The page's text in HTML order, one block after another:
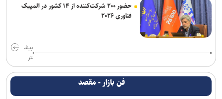
حضور ۲۰۰ شرکت‌کننده از ۱۴ کشور در المپیک
فناوری ۲۰۲۶
بیش
تر
فن بازار - مقصد